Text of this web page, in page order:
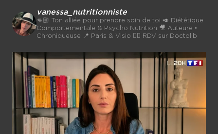
vanessa_nutritionniste
👊🏼 Ton alliée pour prendre soin de toi 🥑 Diététique
Comportementale & Psycho Nutrition 🎥 Auteure •
Chroniqueuse 📍 Paris & Visio 👉🏼 RDV sur Doctolib